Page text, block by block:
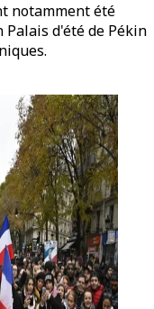
notamment été
Palais d'été de Pékin